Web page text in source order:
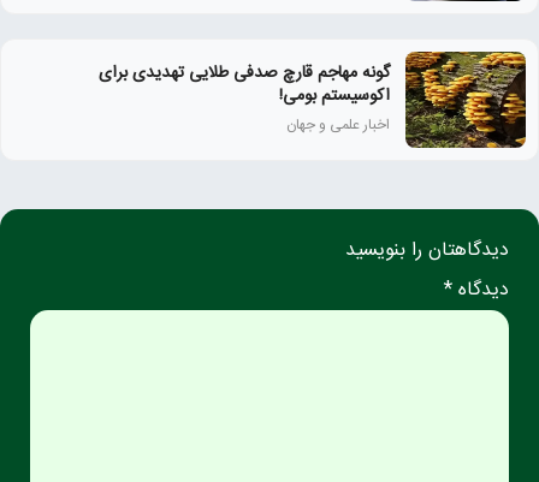
گونه مهاجم قارچ صدفی طلایی تهدیدی برای
اکوسیستم بومی!
اخبار علمی و جهان
دیدگاهتان را بنویسید
دیدگاه *